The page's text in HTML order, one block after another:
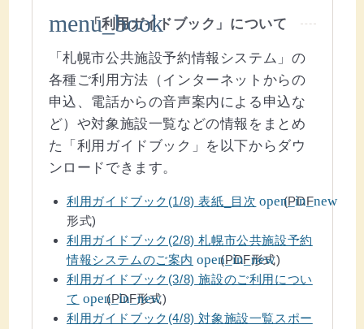
menu_book
「利用ガイドブック」について
「札幌市公共施設予約情報システム」の
各種ご利用方法（インターネットからの
申込、電話からの音声案内による申込な
ど）や対象施設一覧などの情報をまとめ
た「利用ガイドブック」を以下からダウ
ンロードできます。
利用ガイドブック(1/8) 表紙_目次 open_in_new
(PDF
形式)
利用ガイドブック(2/8) 札幌市公共施設予約
情報システムのご案内 open_in_new
(PDF形式)
利用ガイドブック(3/8) 施設のご利用につい
て open_in_new
(PDF形式)
利用ガイドブック(4/8) 対象施設一覧スポー